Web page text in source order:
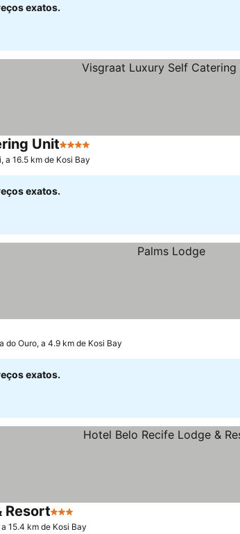
exatos.
Unit4 Estrelas
a 16.5 km de Kosi Bay
exatos.
do Ouro, a 4.9 km de Kosi Bay
exatos.
Resort3 Estrelas
15.4 km de Kosi Bay